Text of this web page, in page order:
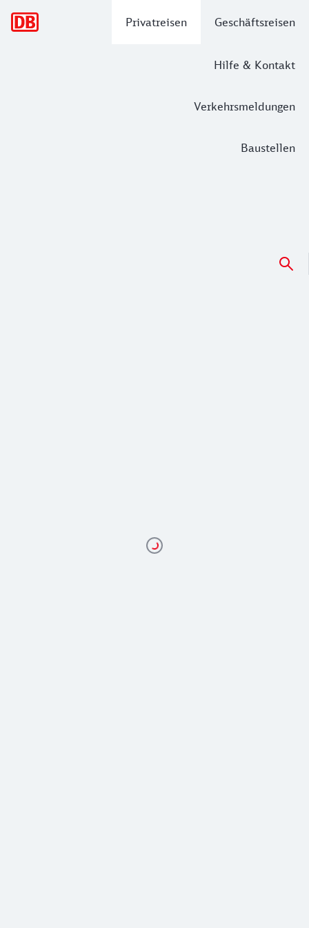
Privatreisen Geschäftsreisen
Hilfe & Kontakt
Verkehrsmeldungen
Baustellen